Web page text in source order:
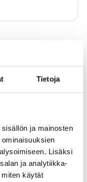
Tietoja
ja mainosten
Lisäksi
ja analytiikka-
käytät
yritys
ratkaisuja niin
ohjelmistot,
digitaalisen